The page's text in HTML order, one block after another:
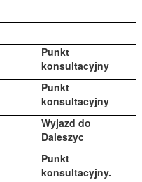
Punkt
konsultacyjny
Punkt
konsultacyjny
Wyjazd do
Daleszyc
Punkt
konsultacyjny.